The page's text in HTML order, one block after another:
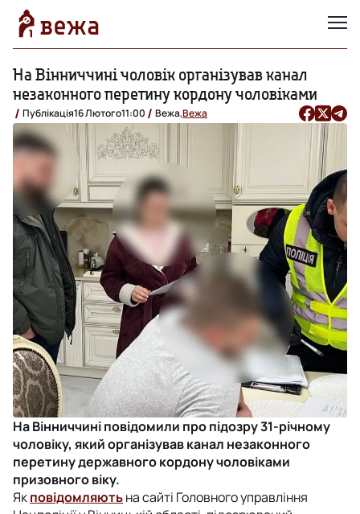
На Вінниччині чоловік організував канал
незаконного перетину кордону чоловіками
Публікація16 Лютого11:00 Вежа,Вежа
На Вінниччині повідомили про підозру 31-річному
чоловіку, який організував канал незаконного
перетину державного кордону чоловіками
призовного віку.
Якповідомляютьна сайті Головного управління